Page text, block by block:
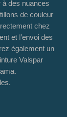
des nuances
de couleur
chez
et l’envoi des
également un
Valspar